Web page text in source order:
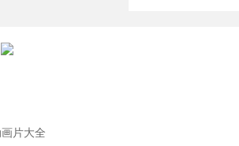
片大全